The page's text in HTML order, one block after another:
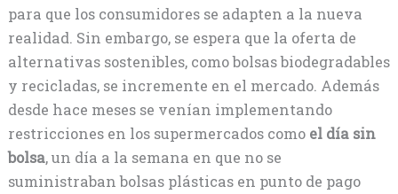
para que los consumidores se adapten a la nueva
realidad. Sin embargo, se espera que la oferta de
alternativas sostenibles, como bolsas biodegradables
y recicladas, se incremente en el mercado. Además
desde hace meses se venían implementando
restricciones en los supermercados como el día sin
bolsa, un día a la semana en que no se
suministraban bolsas plásticas en punto de pago